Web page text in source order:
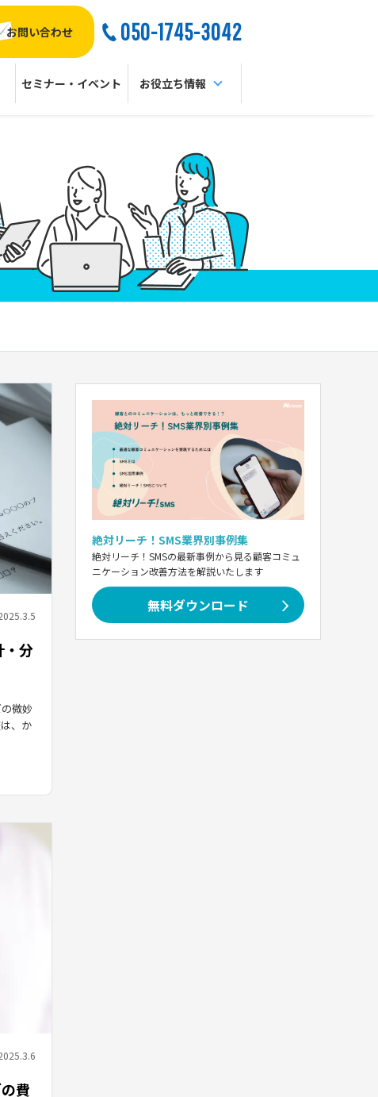
お問い合わせ 050-1745-3042
セミナー・イベント お役立ち情報
・分
微妙
、か
費
絶対リーチ！SMS業界別事例集
絶対リーチ！SMSの最新事例から見る顧客コミュ
ニケーション改善方法を解説いたします
無料ダウンロード